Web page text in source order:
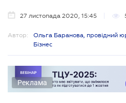
27 листопада 2020, 15:45
Автор:
Ольга Баранова, провідний
Бізнес
Реклама